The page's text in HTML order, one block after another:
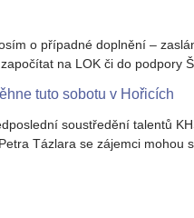
o případné doplnění –
na LOK či do podpory
tuto sobotu v Hořicích
soustředění talentů
Tázlara se zájemci mohou